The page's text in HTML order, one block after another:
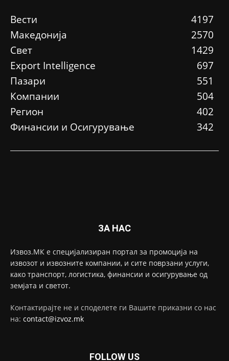
Вести
4197
Македонија
2570
Свет
1429
Еxport Intelligence
697
Пазари
551
Компании
504
Регион
402
Финансии и Осигурување
342
ЗА НАС
Извоз.МК е специјализиран портал за промоција на
извозот и извозните компании, и сите поврзани услуги,
како транспорт, логистика, финансии и осигурување од
земјата и светот.
Контактирајте не и споделете ги Вашите приказни со нас
на: contact@izvoz.mk
FOLLOW US